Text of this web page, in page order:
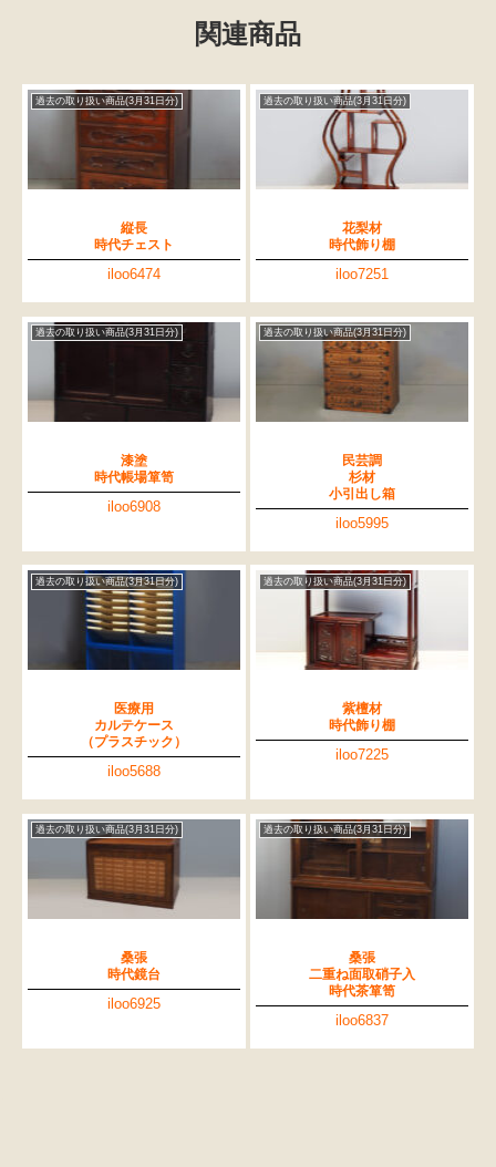
関連商品
過去の取り扱い商品(3月31日分)
縦長
時代チェスト
iloo6474
過去の取り扱い商品(3月31日分)
花梨材
時代飾り棚
iloo7251
過去の取り扱い商品(3月31日分)
漆塗
時代帳場箪笥
iloo6908
過去の取り扱い商品(3月31日分)
民芸調
杉材
小引出し箱
iloo5995
過去の取り扱い商品(3月31日分)
医療用
カルテケース
（プラスチック）
iloo5688
過去の取り扱い商品(3月31日分)
紫檀材
時代飾り棚
iloo7225
過去の取り扱い商品(3月31日分)
桑張
時代鏡台
iloo6925
過去の取り扱い商品(3月31日分)
桑張
二重ね面取硝子入
時代茶箪笥
iloo6837